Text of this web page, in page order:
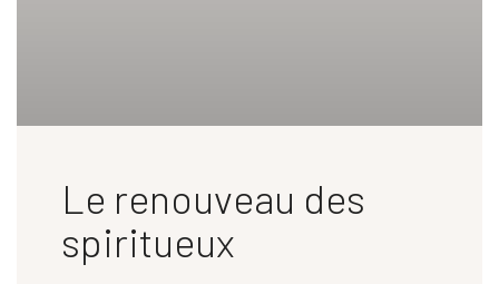
Le renouveau des
spiritueux